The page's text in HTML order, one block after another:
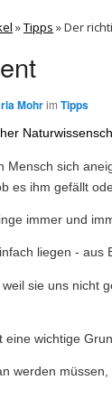
»Tipps »Der
Mohrim Tipps
Mensch sich
es ihm gefällt
immer und
liegen - aus
sie uns nicht
wichtige
werden